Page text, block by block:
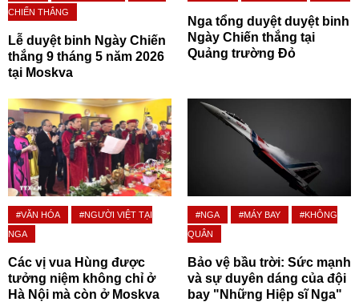
CHIẾN THẮNG
Lễ duyệt binh Ngày Chiến
thắng 9 tháng 5 năm 2026
tại Moskva
Nga tổng duyệt duyệt binh
Ngày Chiến thắng tại
Quảng trường Đỏ
#VĂN HÓA
#NGƯỜI VIỆT TẠI
NGA
Các vị vua Hùng được
tưởng niệm không chỉ ở
Hà Nội mà còn ở Moskva
#NGA #MÁY BAY
#KHÔNG
QUÂN
Bảo vệ bầu trời: Sức mạnh
và sự duyên dáng của đội
bay "Những Hiệp sĩ Nga"